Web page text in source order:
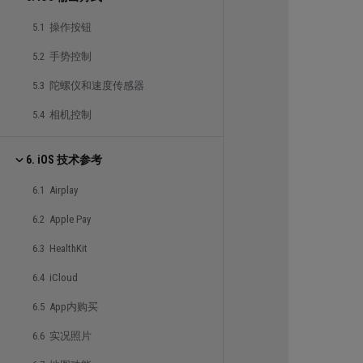
5.1 操作按钮
5.2 手势控制
5.3 陀螺仪和速度传感器
5.4 相机控制
6. iOS 技术参考
6.1 Airplay
6.2 Apple Pay
6.3 HealthKit
6.4 iCloud
6.5 App内购买
6.6 实况照片